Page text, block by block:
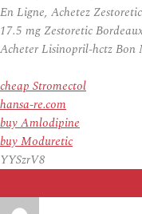
En Ligne, Achetez
17.5 mg Zestoretic
Acheter Lisinopril-hctz Bon
cheap Stromectol
hansa-re.com
buy Amlodipine
buy Moduretic
YYSzrV8